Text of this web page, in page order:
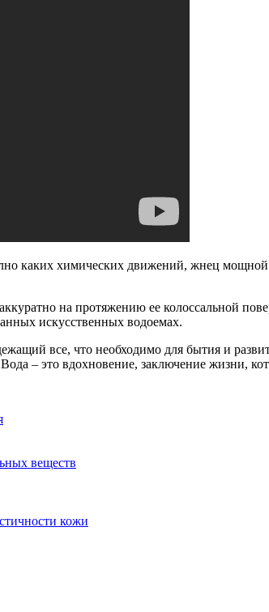
каких химических движений, жнец
на протяжению ее колоссальной
искусственных водоемах.
все, что необходимо для бытия и
– это вдохновение, заключение жизни,
веществ
кожи